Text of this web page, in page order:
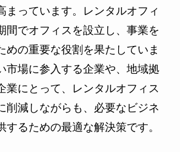
まっています。レンタルオフィ
間でオフィスを設立し、事業を
めの重要な役割を果たしていま
市場に参入する企業や、地域拠
業にとって、レンタルオフィス
削減しながらも、必要なビジネ
するための最適な解決策です。